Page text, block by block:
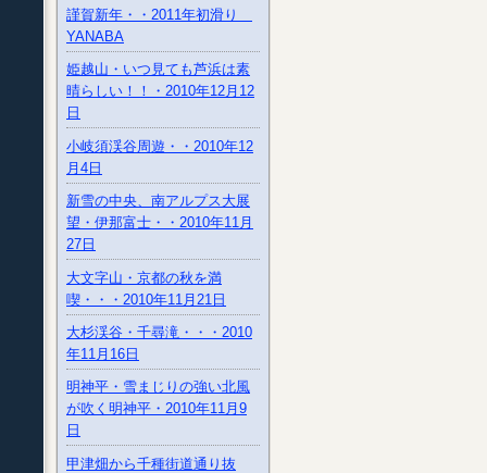
謹賀新年・・2011年初滑り
YANABA
姫越山・いつ見ても芦浜は素
晴らしい！！・2010年12月12
日
小岐須渓谷周遊・・2010年12
月4日
新雪の中央、南アルプス大展
望・伊那富士・・2010年11月
27日
大文字山・京都の秋を満
喫・・・2010年11月21日
大杉渓谷・千尋滝・・・2010
年11月16日
明神平・雪まじりの強い北風
が吹く明神平・2010年11月9
日
甲津畑から千種街道通り抜